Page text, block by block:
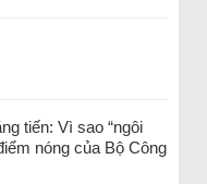
tiến: Vì sao “ngôi
nóng của Bộ Công